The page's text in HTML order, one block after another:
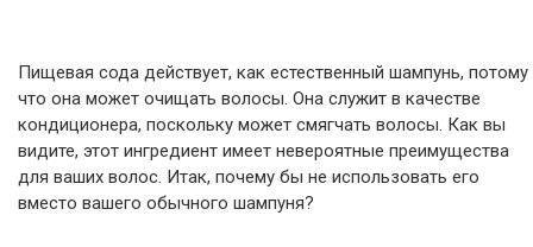
Пищевая сода действует, как естественный шампунь, потому
что она может очищать волосы. Она служит в качестве
кондиционера, поскольку может смягчать волосы. Как вы
видите, этот ингредиент имеет невероятные преимущества
для ваших волос. Итак, почему бы не использовать его
вместо вашего обычного шампуня?